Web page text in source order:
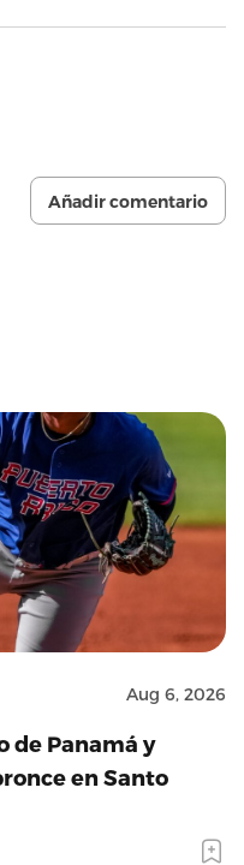
Añadir comentario
Aug 6, 2026
de Panamá y
en Santo